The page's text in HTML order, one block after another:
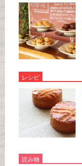
レシピ
読み物